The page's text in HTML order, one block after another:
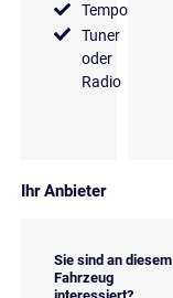
Tempomat
Tuner
oder
Radio
Ihr Anbieter
Sie sind an diesem
Fahrzeug